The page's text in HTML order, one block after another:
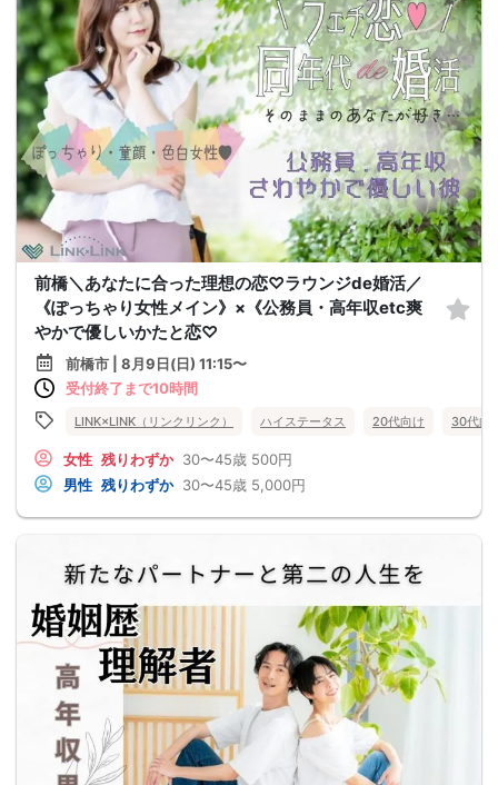
前橋＼あなたに合った理想の恋♡ラウンジde婚活／
《ぽっちゃり女性メイン》×《公務員・高年収etc爽
やかで優しいかたと恋♡
前橋市 | 8月9日(日) 11:15〜
受付終了まで10時間
LINK×LINK（リンクリンク） ハイステータス 20代向け 30代向
女性 残りわずか 30〜45歳 500円
男性 残りわずか 30〜45歳 5,000円